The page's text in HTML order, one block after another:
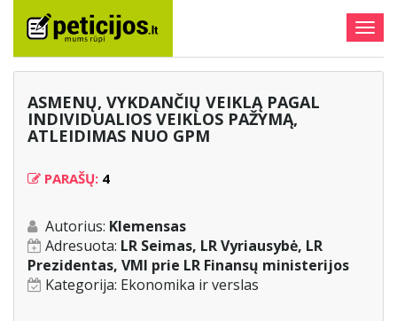
ASMENŲ, VYKDANČIŲ VEIKLĄ PAGAL
INDIVIDUALIOS VEIKLOS PAŽYMĄ,
ATLEIDIMAS NUO GPM
PARAŠŲ: 4
Autorius: Klemensas
Adresuota: LR Seimas, LR Vyriausybė, LR
Prezidentas, VMI prie LR Finansų ministerijos
Kategorija: Ekonomika ir verslas